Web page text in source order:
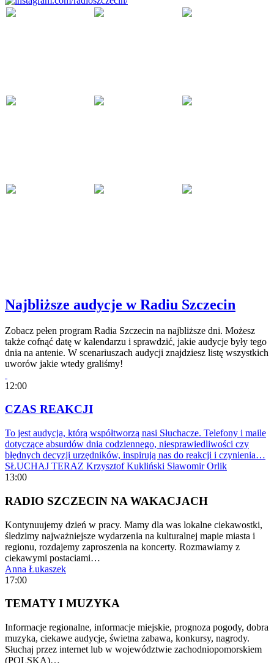
Najbliższe audycje w Radiu Szczecin
Zobacz pełen program Radia Szczecin na najbliższe dni. Możesz
także cofnąć datę w kalendarzu i sprawdzić, jakie audycje były tego
dnia na antenie. W scenariuszach audycji znajdziesz listę wszystkich
uworów jakie wtedy graliśmy!
12:00
CZAS REAKCJI
To jest audycja, którą współtworzą nasi Słuchacze. Telefony i maile
dotyczące absurdów dnia codziennego, niesprawiedliwości czy
błędnych decyzji urzędników, inspirują nas do reakcji i czynienia…
SŁUCHAJ TERAZ Krzysztof Kukliński Sławomir Orlik
13:00
RADIO SZCZECIN NA WAKACJACH
Kontynuujemy dzień w pracy. Mamy dla was lokalne ciekawostki,
śledzimy najważniejsze wydarzenia na kulturalnej mapie miasta i
regionu, rozdajemy zaproszenia na koncerty. Rozmawiamy z
ciekawymi postaciami…
Anna Łukaszek
17:00
TEMATY I MUZYKA
Informacje regionalne, informacje miejskie, prognoza pogody, dobra
muzyka, ciekawe audycje, świetna zabawa, konkursy, nagrody.
Słuchaj przez internet lub w województwie zachodniopomorskiem
(POLSKA)…